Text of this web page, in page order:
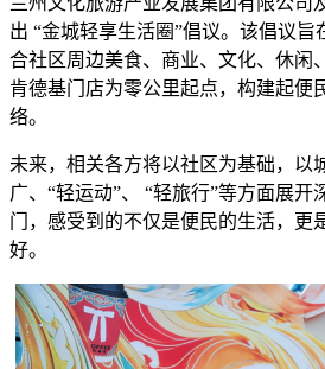
出 “金城轻享生活圈”倡议。该倡议
合社区周边美食、商业、文化、休闲
肯德基门店为零公里起点，构建起便
络。
未来，相关各方将以社区为基础，以
广、“轻运动”、 “轻旅行”等方面展开
门，感受到的不仅是便民的生活，更
好。